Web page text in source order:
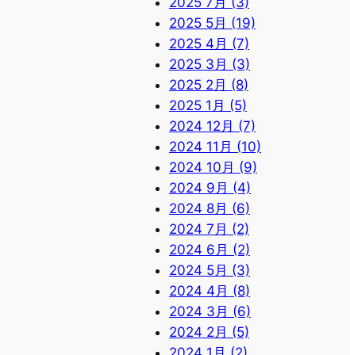
2025 5月 (19)
2025 4月 (7)
2025 3月 (3)
2025 2月 (8)
2025 1月 (5)
2024 12月 (7)
2024 11月 (10)
2024 10月 (9)
2024 9月 (4)
2024 8月 (6)
2024 7月 (2)
2024 6月 (2)
2024 5月 (3)
2024 4月 (8)
2024 3月 (6)
2024 2月 (5)